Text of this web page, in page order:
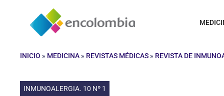
contenido
INICIO » MEDICINA » REVISTAS MÉDICAS » REVISTA DE
INMUNOALERGIA. 10 Nº 1